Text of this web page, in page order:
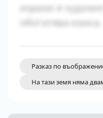
изрази и
обогатява езика.
Разказ по
На тази земя няма